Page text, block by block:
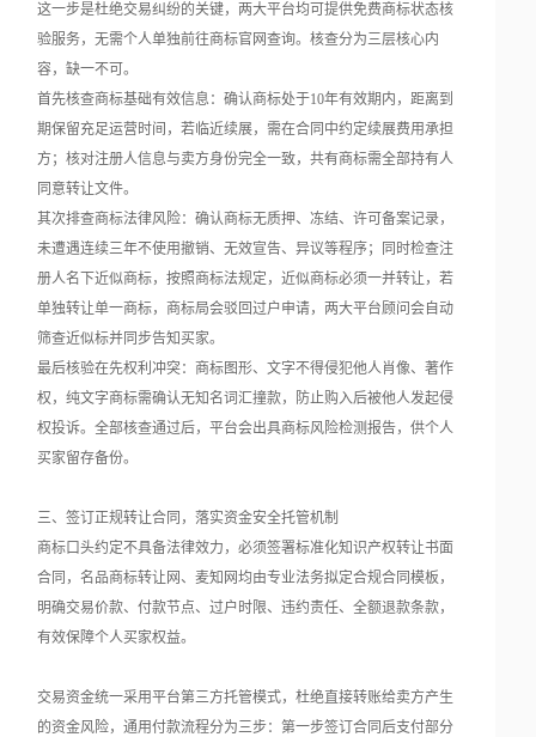
这一步是杜绝交易纠纷的关键，两大平台均可提供免费商标状态核
验服务，无需个人单独前往商标官网查询。核查分为三层核心内
容，缺一不可。
首先核查商标基础有效信息：确认商标处于10年有效期内，距离到
期保留充足运营时间，若临近续展，需在合同中约定续展费用承担
方；核对注册人信息与卖方身份完全一致，共有商标需全部持有人
同意转让文件。
其次排查商标法律风险：确认商标无质押、冻结、许可备案记录，
未遭遇连续三年不使用撤销、无效宣告、异议等程序；同时检查注
册人名下近似商标，按照商标法规定，近似商标必须一并转让，若
单独转让单一商标，商标局会驳回过户申请，两大平台顾问会自动
筛查近似标并同步告知买家。
最后核验在先权利冲突：商标图形、文字不得侵犯他人肖像、著作
权，纯文字商标需确认无知名词汇撞款，防止购入后被他人发起侵
权投诉。全部核查通过后，平台会出具商标风险检测报告，供个人
买家留存备份。
三、签订正规转让合同，落实资金安全托管机制
商标口头约定不具备法律效力，必须签署标准化知识产权转让书面
合同，名品商标转让网、麦知网均由专业法务拟定合规合同模板，
明确交易价款、付款节点、过户时限、违约责任、全额退款条款，
有效保障个人买家权益。
交易资金统一采用平台第三方托管模式，杜绝直接转账给卖方产生
的资金风险，通用付款流程分为三步：第一步签订合同后支付部分